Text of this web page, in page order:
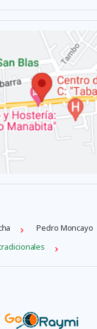
Pedro Moncayo